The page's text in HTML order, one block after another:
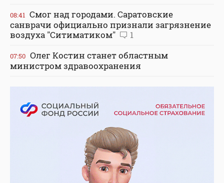
08:41 Смог над городами. Саратовские
санврачи официально признали загрязнение
воздуха "Ситиматиком"
1
07:50 Олег Костин станет областным
министром здравоохранения